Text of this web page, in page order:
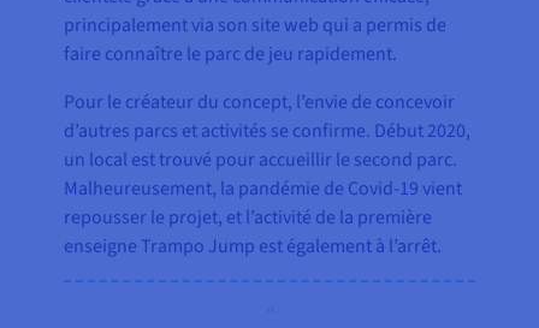
principalement via son site web qui a permis de
faire connaître le parc de jeu rapidement.
Pour le créateur du concept, l’envie de concevoir
d’autres parcs et activités se confirme. Début 2020,
un local est trouvé pour accueillir le second parc.
Malheureusement, la pandémie de Covid-19 vient
repousser le projet, et l’activité de la première
enseigne Trampo Jump est également à l’arrêt.